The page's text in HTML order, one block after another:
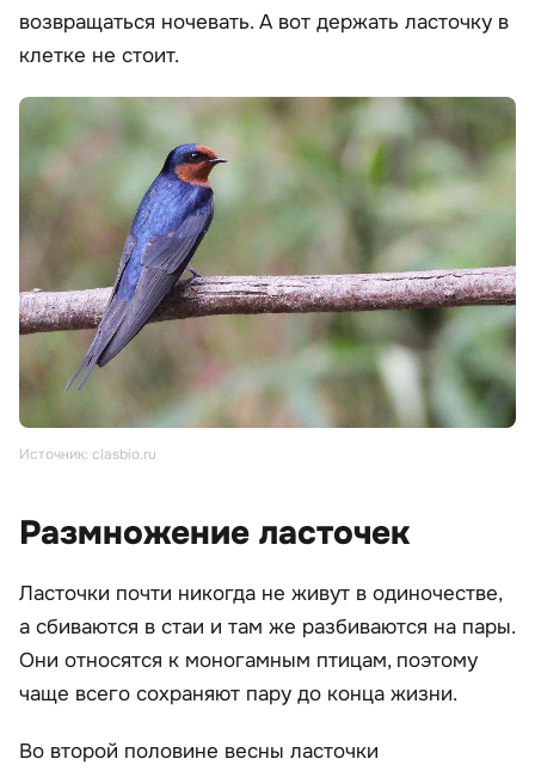
возвращаться ночевать. А вот держать ласточку в
клетке не стоит.
Источник: clasbio.ru
Размножение ласточек
Ласточки почти никогда не живут в одиночестве,
а сбиваются в стаи и там же разбиваются на пары.
Они относятся к моногамным птицам, поэтому
чаще всего сохраняют пару до конца жизни.
Во второй половине весны ласточки